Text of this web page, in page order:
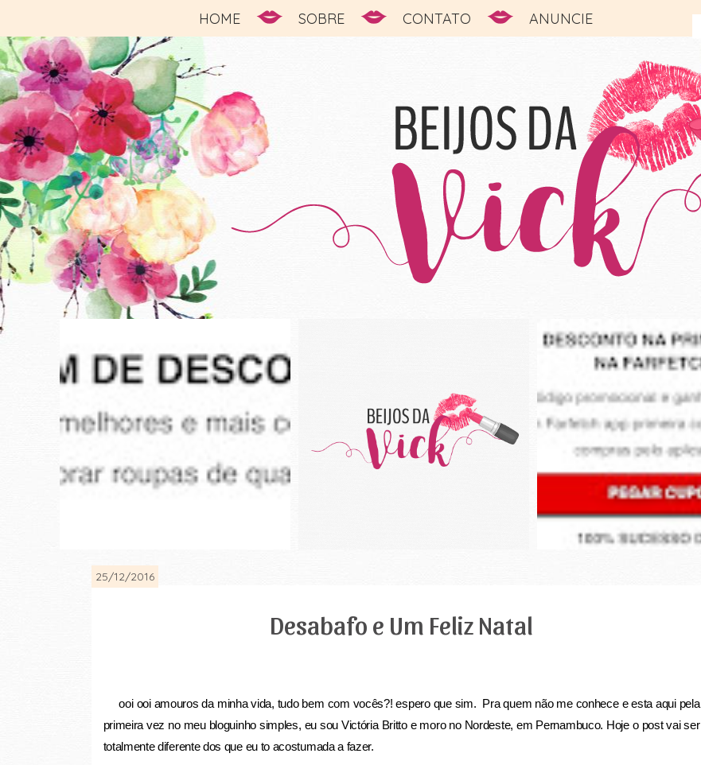
HOME SOBRE CONTATO ANUNCIE
25/12/2016
Desabafo e Um Feliz Natal
ooi ooi amouros da minha vida, tudo bem com vocês?! espero que sim. Pra quem não me conhece e esta aqui pela
primeira vez no meu bloguinho simples, eu sou Victória Britto e moro no Nordeste, em Pernambuco. Hoje o post vai ser
totalmente diferente dos que eu to acostumada a fazer.